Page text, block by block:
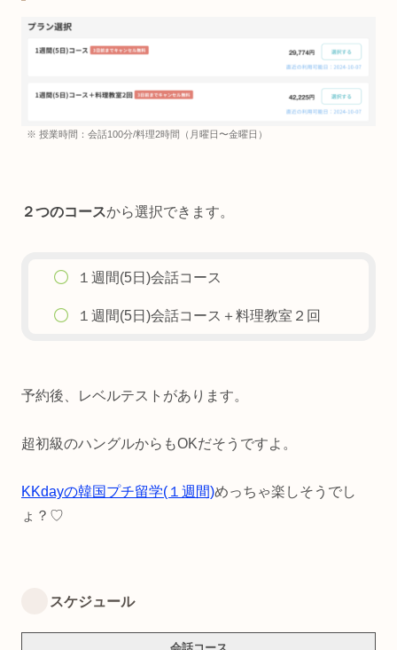
※ 授業時間：会話100分/料理2時間（月曜日〜金曜日）
２つのコースから選択できます。
１週間(5日)会話コース
１週間(5日)会話コース＋料理教室２回
予約後、レベルテストがあります。
超初級のハングルからもOKだそうですよ。
KKdayの韓国プチ留学(１週間)めっちゃ楽しそうでし
ょ？♡
スケジュール